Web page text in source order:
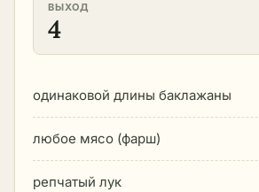
ВЫХОД
4
одинаковой длины баклажаны
любое мясо (фарш)
репчатый лук